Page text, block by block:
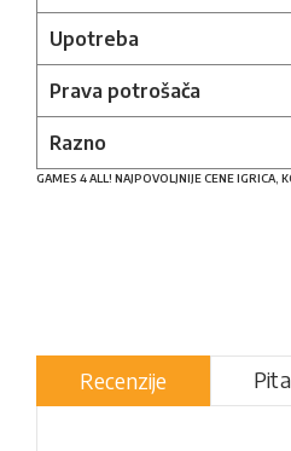
Upotreba
Prava potrošača
Razno
GAMES 4 ALL! NAJPOVOLJNIJE CENE IGRICA,
Recenzije